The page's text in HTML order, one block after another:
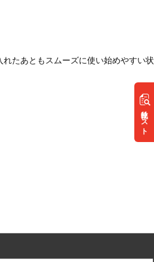
リスト
たあともスムーズに使い始めやすい